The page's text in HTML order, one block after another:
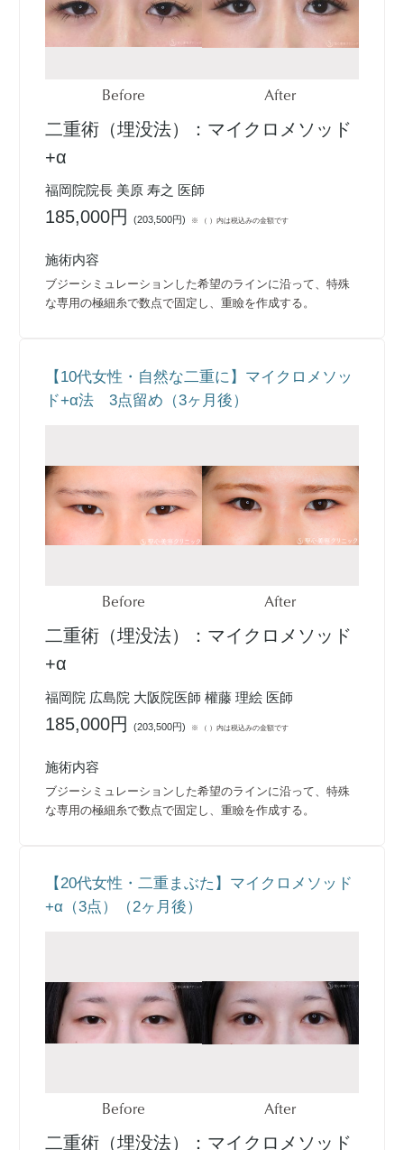
Before After
二重術（埋没法）：マイクロメソッド
+α
福岡院院長 美原 寿之 医師
185,000円(203,500円) ※ （ ）内は税込みの金額です
施術内容
ブジーシミュレーションした希望のラインに沿って、特殊
な専用の極細糸で数点で固定し、重瞼を作成する。
【10代女性・自然な二重に】マイクロメソッ
ド+α法 3点留め（3ヶ月後）
Before After
二重術（埋没法）：マイクロメソッド
+α
福岡院 広島院 大阪院医師 權藤 理絵 医師
185,000円(203,500円) ※ （ ）内は税込みの金額です
施術内容
ブジーシミュレーションした希望のラインに沿って、特殊
な専用の極細糸で数点で固定し、重瞼を作成する。
【20代女性・二重まぶた】マイクロメソッド
+α（3点）（2ヶ月後）
Before After
二重術（埋没法）：マイクロメソッド